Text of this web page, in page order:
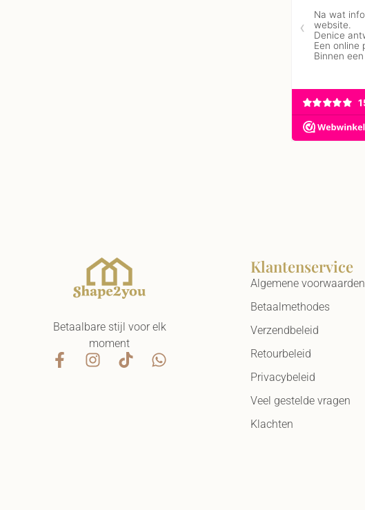
Betaalbare stijl voor elk
moment
Klantenservice
Algemene voorwaarden
Betaalmethodes
Verzendbeleid
Retourbeleid
Privacybeleid
Veel gestelde vragen
Klachten